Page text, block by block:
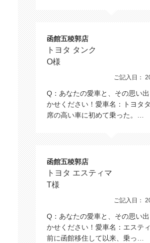
函館五稜郭店
トヨタ タンク
O様
ご記入日：
Q：あなたの愛車と、その思い
かせください！愛車名：トヨタ
席の高い車に初めて乗った。…
函館五稜郭店
トヨタ エスティマ
T様
ご記入日：
Q：あなたの愛車と、その思い
かせください！愛車名：エステ
前に函館移住して以来、乗っ…